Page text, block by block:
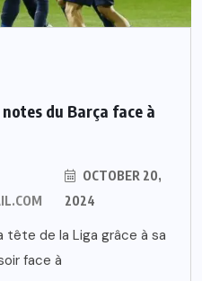
du Barça face à
OCTOBER 20,
2024
tête de la Liga grâce à sa
face à